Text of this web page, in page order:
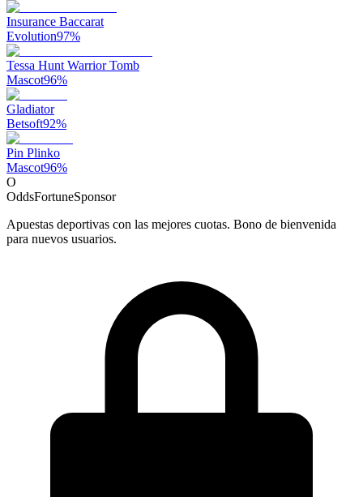
Insurance Baccarat
Evolution97%
Tessa Hunt Warrior Tomb
Mascot96%
Gladiator
Betsoft92%
Pin Plinko
Mascot96%
O
OddsFortuneSponsor
Apuestas deportivas con las mejores cuotas. Bono de bienvenida
para nuevos usuarios.